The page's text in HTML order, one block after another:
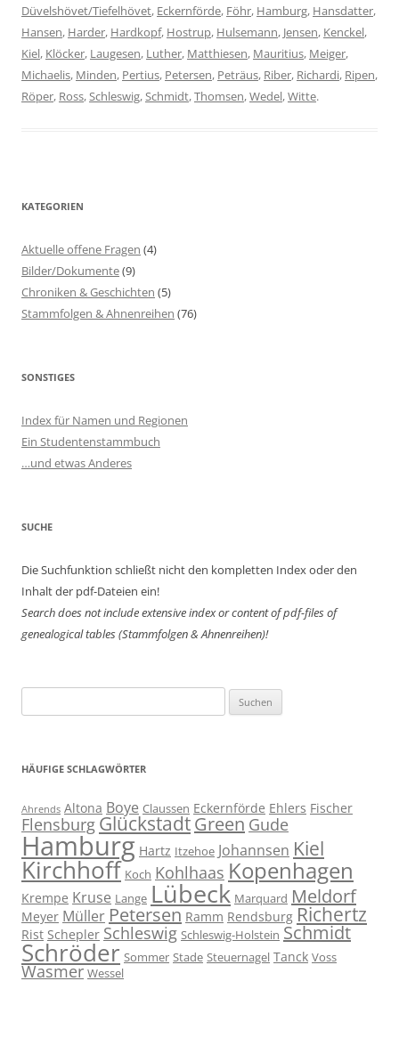
Düvelshövet/Tiefelhövet, Eckernförde, Föhr, Hamburg, Hansdatter,
Hansen, Harder, Hardkopf, Hostrup, Hulsemann, Jensen, Kenckel,
Kiel, Klöcker, Laugesen, Luther, Matthiesen, Mauritius, Meiger,
Michaelis, Minden, Pertius, Petersen, Peträus, Riber, Richardi, Ripen,
Röper, Ross,Schleswig,Schmidt,Thomsen,Wedel,Witte.
KATEGORIEN
Aktuelle offene Fragen (4)
Bilder/Dokumente(9)
Chroniken & Geschichten (5)
Stammfolgen & Ahnenreihen (76)
SONSTIGES
Index für Namen und Regionen
Ein Studentenstammbuch
…und etwas Anderes
SUCHE
Die Suchfunktion schließt nicht den kompletten Index oder den
Inhalt der pdf-Dateien ein!
Search does not include extensive index or content ofpdf-files of
genealogical tables (Stammfolgen & Ahnenreihen)!
nach:
HÄUFIGE SCHLAGWÖRTER
Ahrends Altona Boye Claussen Eckernförde Ehlers Fischer
Flensburg GlückstadtGreen Gude
Hamburg Hartz Itzehoe Johannsen Kiel
Kirchhoff Koch Kohlhaas Kopenhagen
Krempe Kruse Lange Lübeck Marquard Meldorf
Meyer Müller Petersen Ramm Rendsburg Richertz
Rist Schepler Schleswig Schleswig-Holstein Schmidt
Schröder Sommer Stade Steuernagel Tanck Voss
Wasmer Wessel